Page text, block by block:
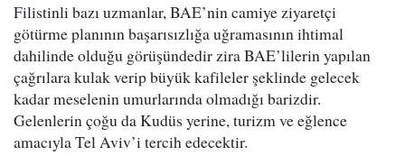
Filistinli bazı uzmanlar, BAE’nin camiye ziyaretçi
götürme planının başarısızlığa uğramasının ihtimal
dahilinde olduğu görüşündedir zira BAE’lilerin yapılan
çağrılara kulak verip büyük kafileler şeklinde gelecek
kadar meselenin umurlarında olmadığı barizdir.
Gelenlerin çoğu da Kudüs yerine, turizm ve eğlence
amacıyla Tel Aviv’i tercih edecektir.